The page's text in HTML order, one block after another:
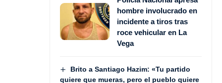
hombre involucrado en
incidente a tiros tras
roce vehicular en La
Vega
Brito a Santiago Hazim: «Tu partido
quiere que mueras, pero el pueblo quiere